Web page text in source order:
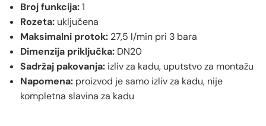
Broj funkcija:1
Rozeta: uključena
Maksimalni protok: 27,5 l/min pri 3 bara
Dimenzija priključka: DN20
Sadržaj pakovanja: izliv za kadu, uputstvo za montažu
Napomena: proizvod je samo izliv za kadu, nije
kompletna slavina za kadu